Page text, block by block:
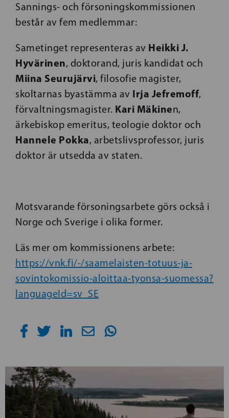
Sannings- och försoningskommissionen
består av fem medlemmar:
Sametinget representeras av Heikki J.
Hyvärinen, doktorand, juris kandidat och
Miina Seurujärvi, filosofie magister,
skoltarnas byastämma av Irja Jefremoff,
förvaltningsmagister. Kari Mäkinen,
ärkebiskop emeritus, teologie doktor och
Hannele Pokka, arbetslivsprofessor, juris
doktor är utsedda av staten.
Motsvarande försoningsarbete görs också i
Norge och Sverige i olika former.
Läs mer om kommissionens arbete:
https://vnk.fi/-/saamelaisten-totuus-ja-
sovintokomissio-aloittaa-tyonsa-suomessa?
languageId=sv_SE